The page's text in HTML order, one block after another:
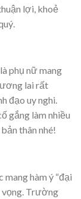
lợi, khoẻ
phụ nữ mang
lai rất
đạo uy nghi.
gắng làm nhiều
thân nhé!
mang hàm ý “đại
vọng. Trường